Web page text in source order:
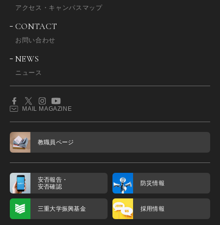
アクセス・キャンパスマップ
CONTACT
お問い合わせ
NEWS
ニュース
MAIL MAGAZINE
教職員ページ
安否報告・
安否確認
防災情報
三重大学振興基金 採用情報